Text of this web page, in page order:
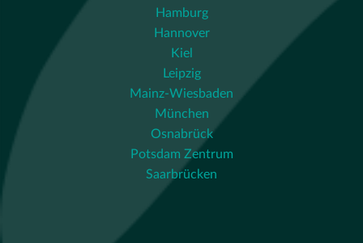
Hamburg
Hannover
Kiel
Leipzig
Mainz-Wiesbaden
München
Osnabrück
Potsdam Zentrum
Saarbrücken